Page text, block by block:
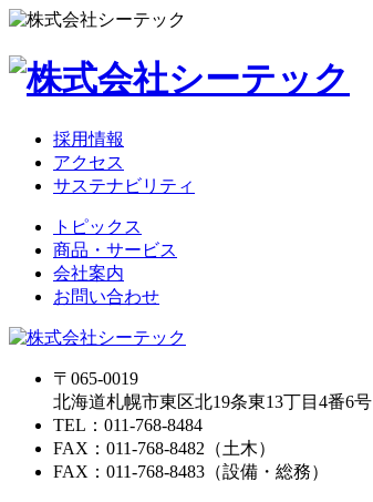
採用情報
アクセス
サステナビリティ
トピックス
商品・サービス
会社案内
お問い合わせ
〒065-0019
北海道札幌市東区北19条東13丁目4番6号
TEL：011-768-8484
FAX：011-768-8482（土木）
FAX：011-768-8483（設備・総務）